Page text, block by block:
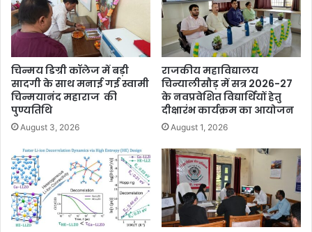
चिन्मय डिग्री कॉलेज में बड़ी
सादगी के साथ मनाई गई स्वामी
चिन्मयानंद महाराज की
पुण्यतिथि
August 3, 2026
राजकीय महाविद्यालय
चिन्यालीसौड़ में सत्र 2026-27
के नवप्रवेशित विद्यार्थियों हेतु
दीक्षारंभ कार्यक्रम का आयोजन
August 1, 2026